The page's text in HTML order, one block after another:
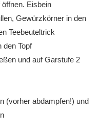
Eisbein
Gewürzkörner in den
Teebeuteltrick
den Topf
und auf Garstufe 2
(vorher abdampfen!) und